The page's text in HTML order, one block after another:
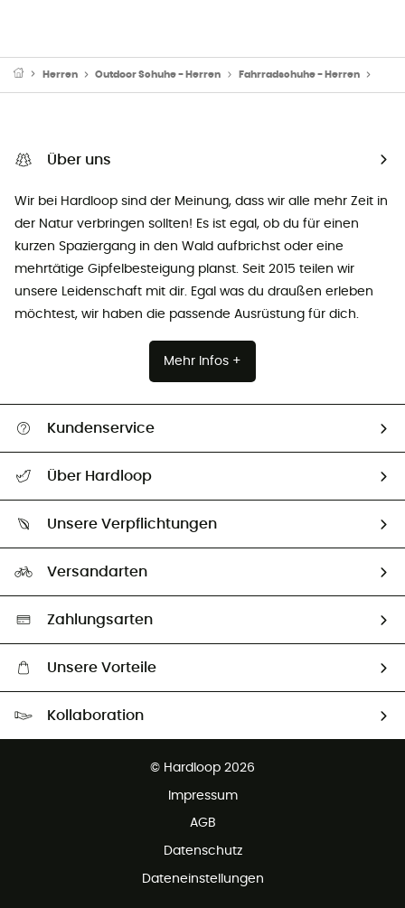
Herren Outdoor Schuhe - Herren Fahrradschuhe - Herren
Über uns
Wir bei Hardloop sind der Meinung, dass wir alle mehr Zeit in
der Natur verbringen sollten! Es ist egal, ob du für einen
kurzen Spaziergang in den Wald aufbrichst oder eine
mehrtätige Gipfelbesteigung planst. Seit 2015 teilen wir
unsere Leidenschaft mit dir. Egal was du draußen erleben
möchtest, wir haben die passende Ausrüstung für dich.
Mehr Infos +
Kundenservice
Größentabelle
Über Hardloop
Unsere Botschafter
Unsere Verpflichtungen
Auswahl an nachhaltigen Produkten
Versandarten
Zahlungsarten
Unsere Vorteile
Kollaboration
© Hardloop 2026
Impressum
AGB
Datenschutz
Dateneinstellungen